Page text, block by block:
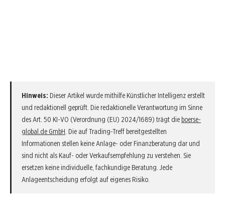
Hinweis: Dieser Artikel wurde mithilfe Künstlicher Intelligenz erstellt
und redaktionell geprüft. Die redaktionelle Verantwortung im Sinne
des Art. 50 KI-VO (Verordnung (EU) 2024/1689) trägt die boerse-
global.de GmbH . Die auf Trading-Treff bereitgestellten
Informationen stellen keine Anlage- oder Finanzberatung dar und
sind nicht als Kauf- oder Verkaufsempfehlung zu verstehen. Sie
ersetzen keine individuelle, fachkundige Beratung. Jede
Anlageentscheidung erfolgt auf eigenes Risiko.